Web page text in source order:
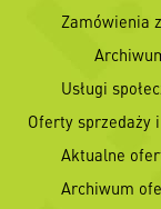
Zamówienia
Usługi
Oferty sprzedaży
Aktualne
Archiwum